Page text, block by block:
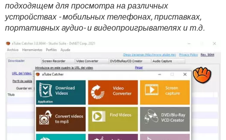
подходящем для просмотра на различных
устройствах - мобильных телефонах, приставках,
портативных аудио- и видеопроигрывателях и т.д.